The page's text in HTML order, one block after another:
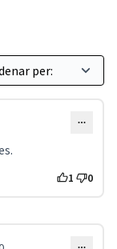
1 0